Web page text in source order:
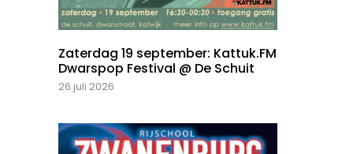
Zaterdag 19 september: Kattuk.FM
Dwarspop Festival @ De Schuit
26 juli 2026